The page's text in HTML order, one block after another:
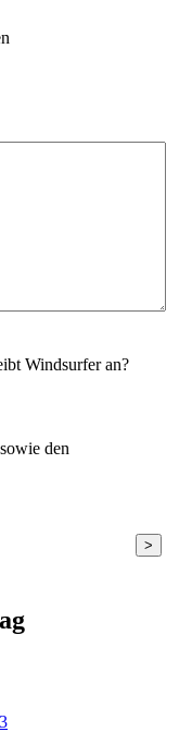
Windsurfer an?
sowie den
>